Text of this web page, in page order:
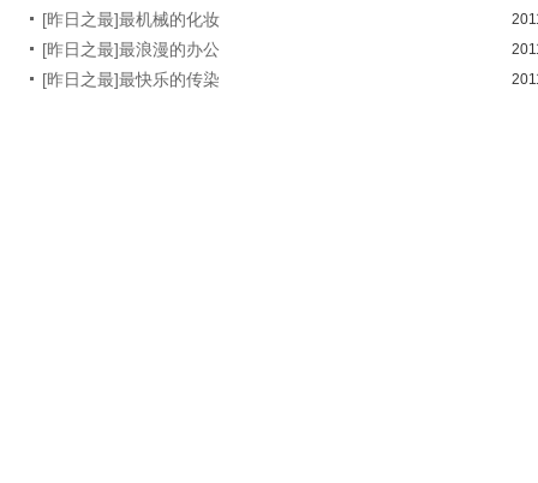
[昨日之最]最机械的化妆
[昨日之最]最浪漫的办公
[昨日之最]最快乐的传染